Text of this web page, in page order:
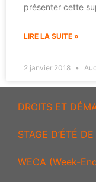
présenter cette
LIRE LA SUITE »
2 janvier 2018
DROITS ET
STAGE D’ÉTÉ DE
WECA (Week-